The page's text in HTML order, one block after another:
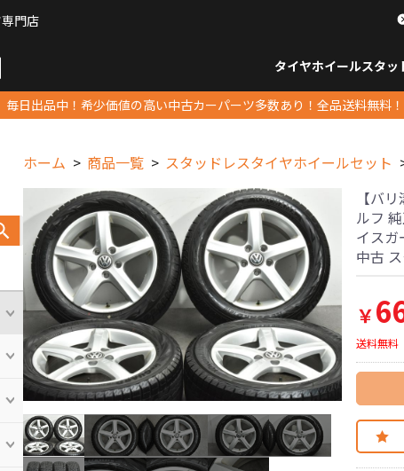
門店
タイヤホイールスタッ
毎日出品中！希少価値の高い中古カーパーツ多数あり！全品送料無料！
ホーム 商品一覧 スタッドレスタイヤホイールセット
【バ
ルフ
イスガ
中古
￥
送料無料